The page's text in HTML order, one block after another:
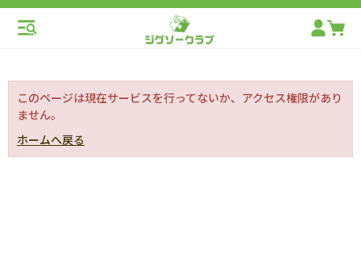
このページは現在サービスを行ってないか、アクセス権限があり
ません。
ホームへ戻る